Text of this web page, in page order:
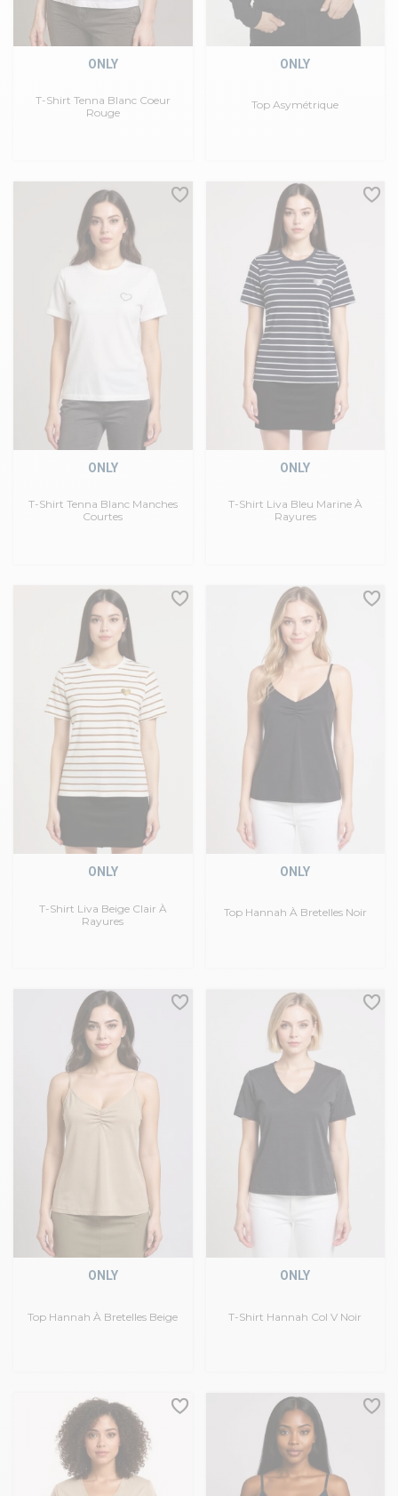
T-Shirt Tenna Blanc Coeur
Rouge
ONLY
Top Asymétrique
ONLY
T-Shirt Tenna Blanc Manches
Courtes
ONLY
T-Shirt Liva Bleu Marine À
Rayures
ONLY
T-Shirt Liva Beige Clair À
Rayures
ONLY
Top Hannah À Bretelles Noir
ONLY
Top Hannah À Bretelles Beige
ONLY
T-Shirt Hannah Col V Noir
ONLY